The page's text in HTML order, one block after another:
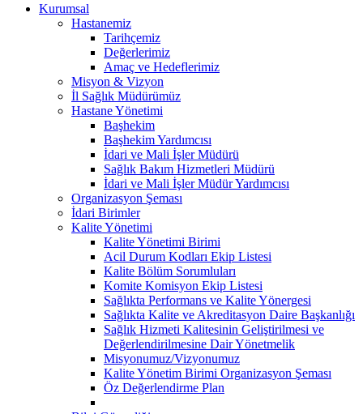
Kurumsal
Hastanemiz
Tarihçemiz
Değerlerimiz
Amaç ve Hedeflerimiz
Misyon & Vizyon
İl Sağlık Müdürümüz
Hastane Yönetimi
Başhekim
Başhekim Yardımcısı
İdari ve Mali İşler Müdürü
Sağlık Bakım Hizmetleri Müdürü
İdari ve Mali İşler Müdür Yardımcısı
Organizasyon Şeması
İdari Birimler
Kalite Yönetimi
Kalite Yönetimi Birimi
Acil Durum Kodları Ekip Listesi
Kalite Bölüm Sorumluları
Komite Komisyon Ekip Listesi
Sağlıkta Performans ve Kalite Yönergesi
Sağlıkta Kalite ve Akreditasyon Daire Başkanlığı
Sağlık Hizmeti Kalitesinin Geliştirilmesi ve
Değerlendirilmesine Dair Yönetmelik
Misyonumuz/Vizyonumuz
Kalite Yönetim Birimi Organizasyon Şeması
Öz Değerlendirme Plan